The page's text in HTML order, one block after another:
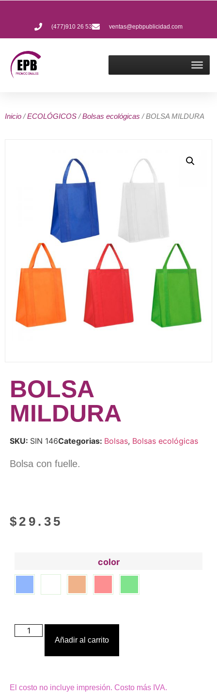
(477)910 26 53 ventas@epbpublicidad.com
Inicio /ECOLÓGICOS /Bolsas ecológicas / BOLSA MILDURA
BOLSA
MILDURA
SKU: SIN 146Categorias: Bolsas, Bolsas ecológicas
Bolsa con fuelle.
$ 29.35
color
Añadir al carrito
El costo no incluye impresión. Costo más IVA.